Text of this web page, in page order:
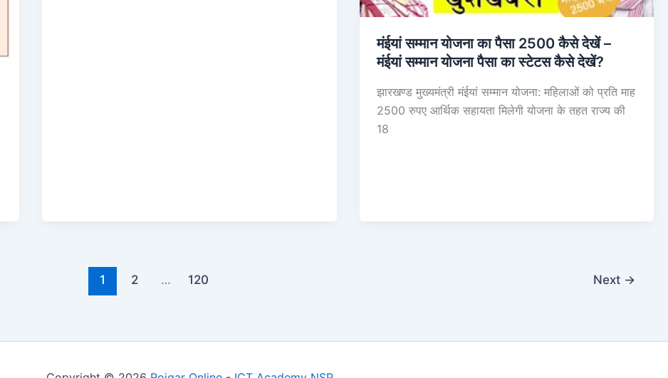
मंईयां सम्मान योजना का पैसा 2500 कैसे देखें –
मंईयां सम्मान योजना पैसा का स्टेटस कैसे देखें?
झारखण्ड मुख्यमंत्री मंईयां सम्मान योजना: महिलाओं को प्रति माह
2500 रुपए आर्थिक सहायता मिलेगी योजना के तहत राज्य की
18
1 2 … 120 Next →